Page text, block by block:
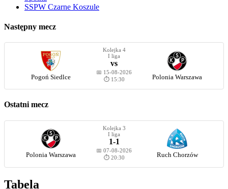
SSPW Czarne Koszule
Następny mecz
Pogoń Siedlce
Kolejka 4
I liga
vs
📅 15-08-2026
⏱️ 15:30
Polonia Warszawa
Ostatni mecz
Polonia Warszawa
Kolejka 3
I liga
1-1
📅 07-08-2026
⏱️ 20:30
Ruch Chorzów
Tabela